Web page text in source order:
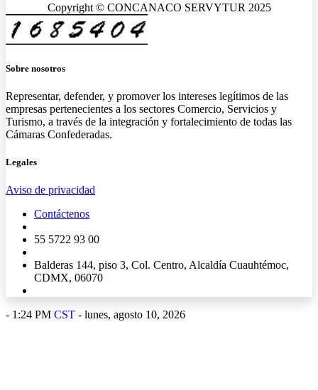
Copyright © CONCANACO SERVYTUR 2025
Sobre nosotros
Representar, defender, y promover los intereses legítimos de las
empresas pertenecientes a los sectores Comercio, Servicios y
Turismo, a través de la integración y fortalecimiento de todas las
Cámaras Confederadas.
Legales
Aviso de privacidad
Contáctenos
55 5722 93 00
Balderas 144, piso 3, Col. Centro, Alcaldía Cuauhtémoc,
CDMX, 06070
- 1:24 PM CST - lunes, agosto 10, 2026